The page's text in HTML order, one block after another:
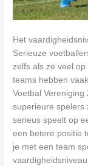
Het
Serieuze
zelfs als ze veel
teams hebben
Voetbal
superieure spelers
serieus speelt op
een betere positie
je met een team